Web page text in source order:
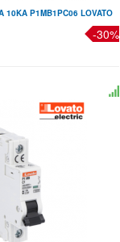
10KA P1MB1PC06 LOVATO
-30%